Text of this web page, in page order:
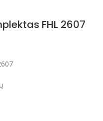
FHL 2607